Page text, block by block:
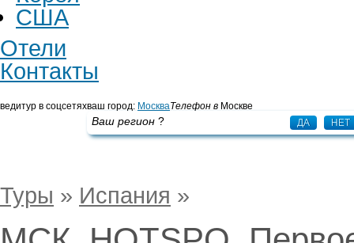
США
Отели
Контакты
ведитур в соцсетяхваш город: Москва
Ваш регион ? ДА НЕТ
Телефон в Москве
Туры » Испания »